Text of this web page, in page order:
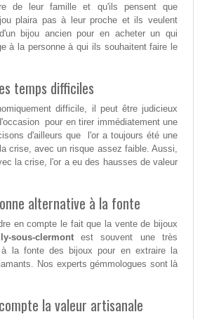
de leur famille et qu'ils pensent que
plaira pas à leur proche et ils veulent
bijou ancien pour en acheter un qui
à la personne à qui ils souhaitent faire le
temps difficiles
difficile, il peut être judicieux
pour en tirer immédiatement une
d'ailleurs que l'or a toujours été une
crise, avec un risque assez faible. Aussi,
la crise, l'or a eu des hausses de valeur
alternative à la fonte
en compte le fait que la vente de bijoux
sous-clermontest souvent une très
à la fonte des bijoux pour en extraire la
Nos experts gémmologues sont là
la valeur artisanale